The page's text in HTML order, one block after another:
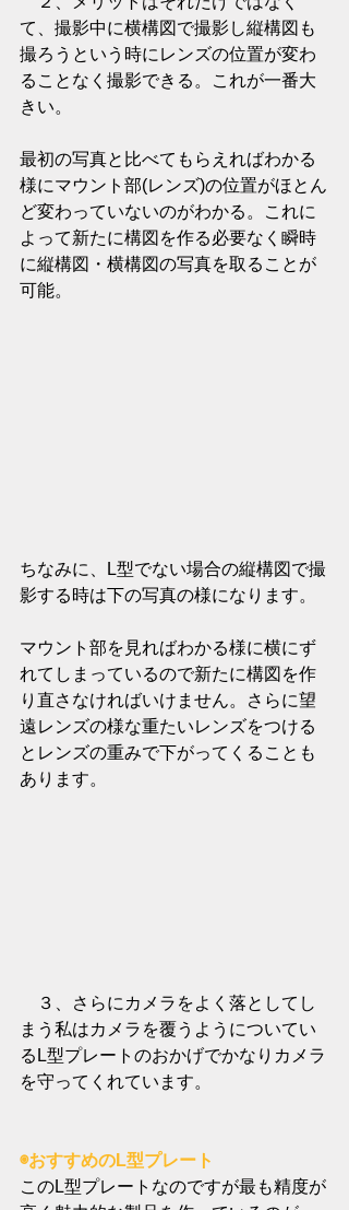
て、撮影中に横構図で撮影し縦構図も
撮ろうという時にレンズの位置が変わ
ることなく撮影できる。これが一番大
きい。
最初の写真と比べてもらえればわかる
様にマウント部(レンズ)の位置がほとん
ど変わっていないのがわかる。これに
よって新たに構図を作る必要なく瞬時
に縦構図・横構図の写真を取ることが
可能。
ちなみに、L型でない場合の縦構図で撮
影する時は下の写真の様になります。
マウント部を見ればわかる様に横にず
れてしまっているので新たに構図を作
り直さなければいけません。さらに望
遠レンズの様な重たいレンズをつける
とレンズの重みで下がってくることも
あります。
３、さらにカメラをよく落としてし
まう私はカメラを覆うようについてい
るL型プレートのおかげでかなりカメラ
を守ってくれています。
◉おすすめのL型プレート
このL型プレートなのですが最も精度が